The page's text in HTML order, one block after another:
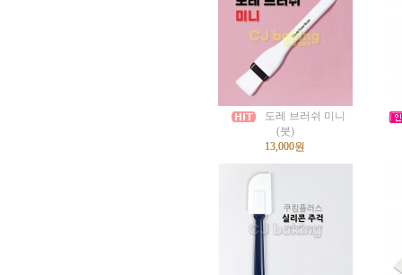
도레 브러쉬 미니
(붓)
13,000원